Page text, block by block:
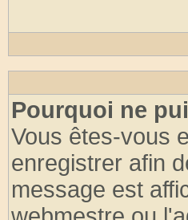
Pourquoi ne
Vous êtes-vous
enregistrer afin
message est